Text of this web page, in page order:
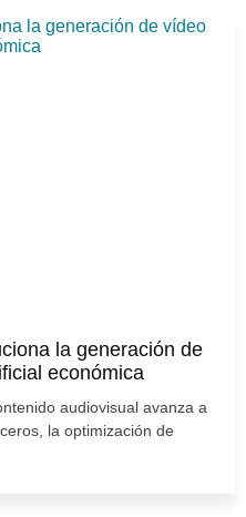
la generación de
económica
audiovisual avanza a
la optimización de